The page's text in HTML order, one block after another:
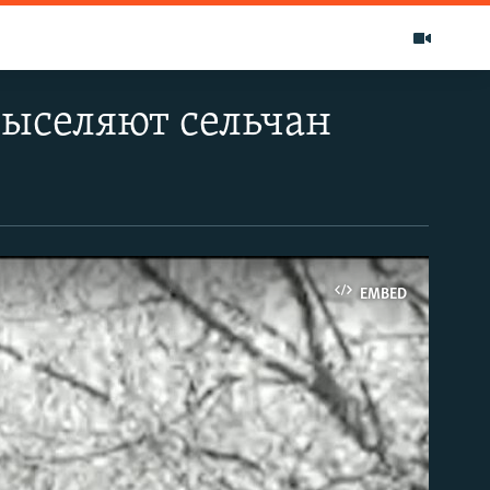
сельчан
EMBED